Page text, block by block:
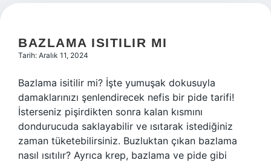
BAZLAMA ISITILIR MI
Tarih: Aralık 11, 2024
Bazlama isitilir mi? İşte yumuşak dokusuyla
damaklarınızı şenlendirecek nefis bir pide tarifi!
İsterseniz pişirdikten sonra kalan kısmını
dondurucuda saklayabilir ve ısıtarak istediğiniz
zaman tüketebilirsiniz. Buzluktan çıkan bazlama
nasıl ısıtılır? Ayrıca krep, bazlama ve pide gibi